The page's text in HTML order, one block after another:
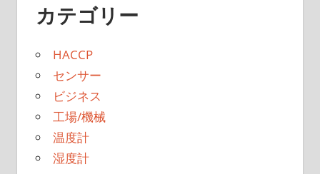
カテゴリー
HACCP
センサー
ビジネス
工場/機械
温度計
湿度計